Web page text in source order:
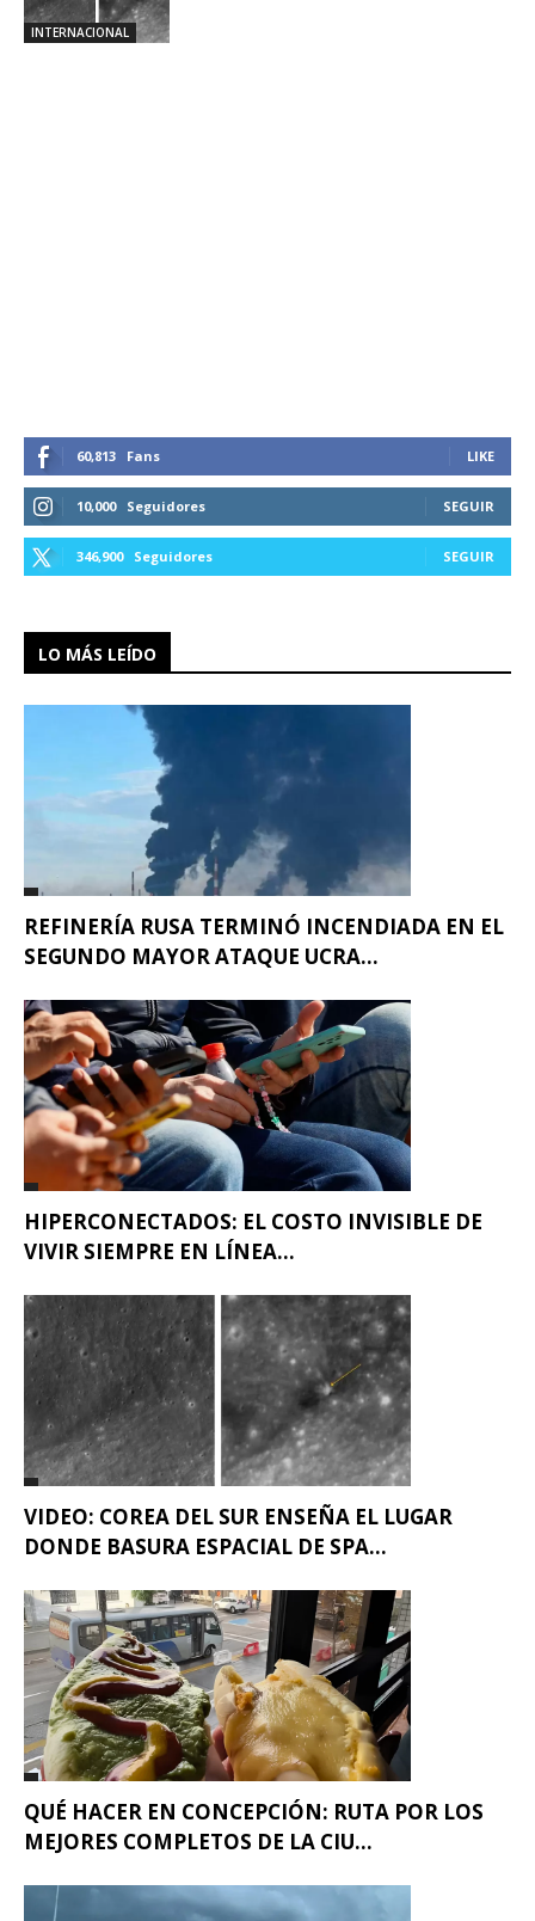
INTERNACIONAL
60,813 Fans LIKE
10,000 Seguidores SEGUIR
346,900 Seguidores SEGUIR
LO MÁS LEÍDO
REFINERÍA RUSA TERMINÓ INCENDIADA EN EL
SEGUNDO MAYOR ATAQUE UCRA...
HIPERCONECTADOS: EL COSTO INVISIBLE DE
VIVIR SIEMPRE EN LÍNEA...
VIDEO: COREA DEL SUR ENSEÑA EL LUGAR
DONDE BASURA ESPACIAL DE SPA...
QUÉ HACER EN CONCEPCIÓN: RUTA POR LOS
MEJORES COMPLETOS DE LA CIU...